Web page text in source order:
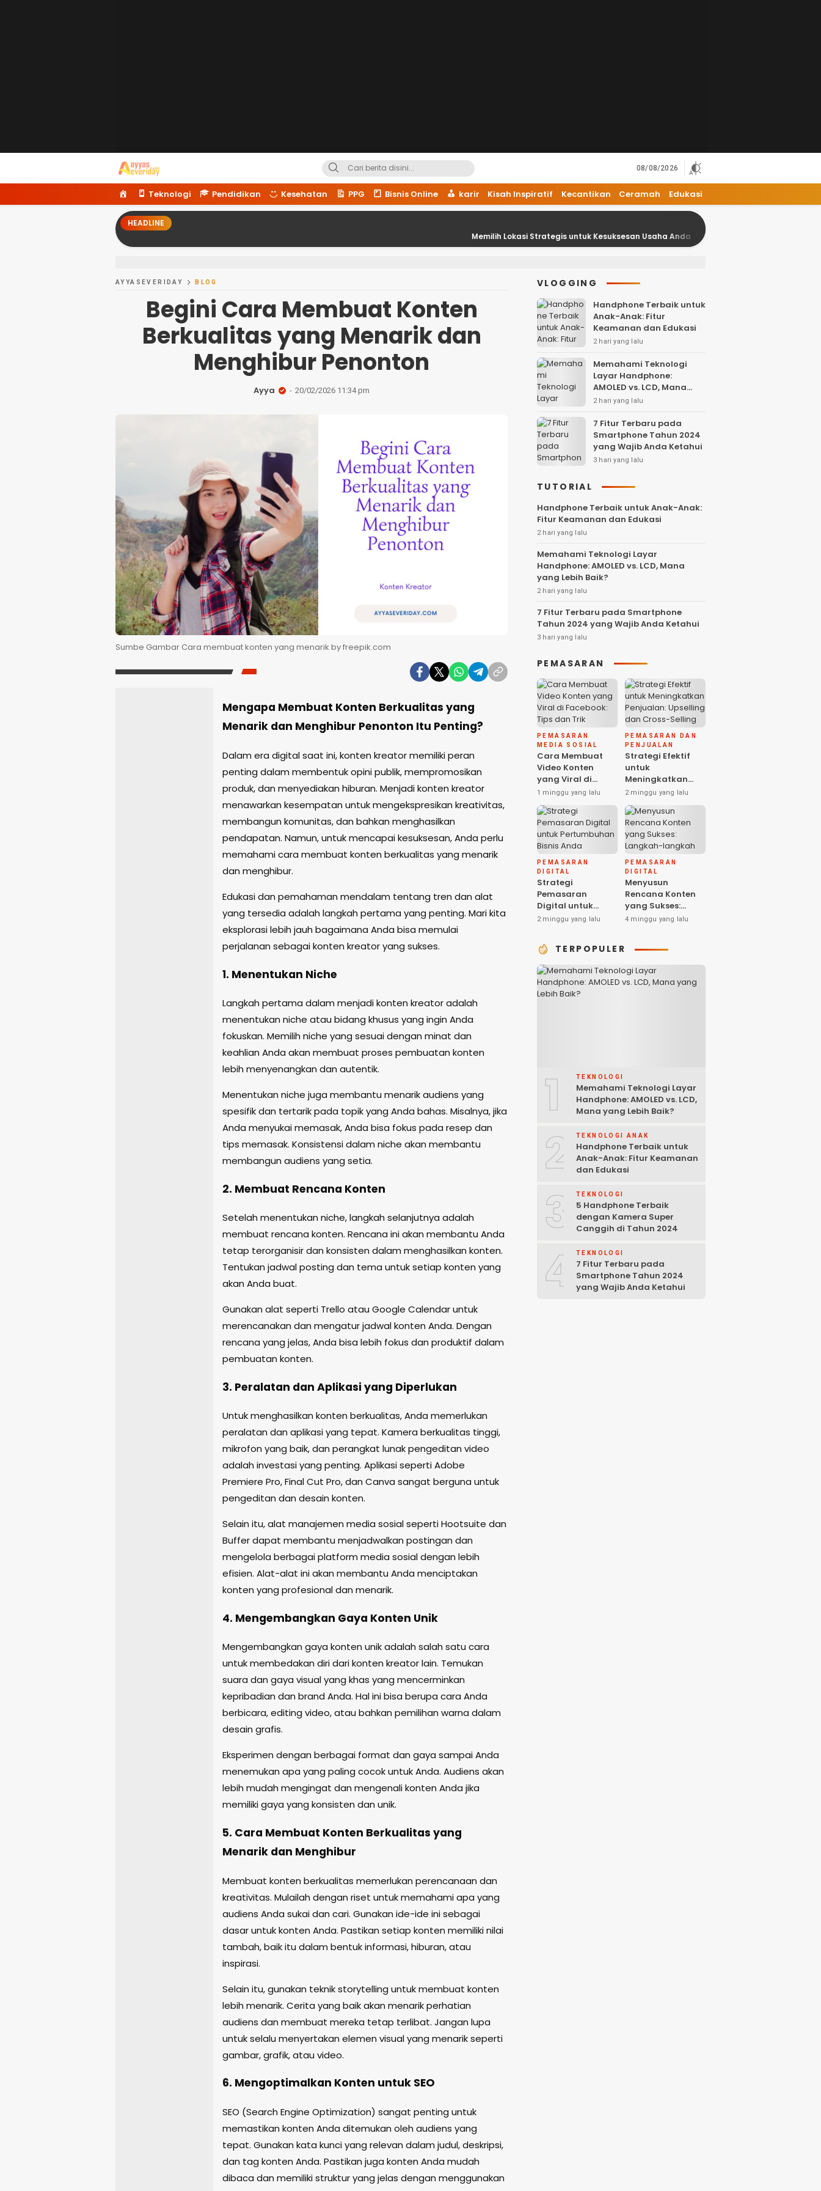
Ayyaseveriday
Beragam Informasi Hari Ini
08/08/2026
o
m
e
Teknologi Pendidikan Kesehatan PPG Bisnis Online karir Kisah Inspiratif Kecantikan Ceramah Edukasi
HEADLINE
Memilih Lokasi Strategis untuk Kesuksesan Usaha Anda
AYYASEVERIDAY BLOG
Begini Cara Membuat Konten
Berkualitas yang Menarik dan
Menghibur Penonton
Ayya 20/02/2026 11:34 pm
Sumbe Gambar Cara membuat konten yang menarik by freepik.com
Mengapa Membuat Konten Berkualitas yang
Menarik dan Menghibur Penonton Itu Penting?
Dalam era digital saat ini, konten kreator memiliki peran
penting dalam membentuk opini publik, mempromosikan
produk, dan menyediakan hiburan. Menjadi konten kreator
menawarkan kesempatan untuk mengekspresikan kreativitas,
membangun komunitas, dan bahkan menghasilkan
pendapatan. Namun, untuk mencapai kesuksesan, Anda perlu
memahami cara membuat konten berkualitas yang menarik
dan menghibur.
Edukasi dan pemahaman mendalam tentang tren dan alat
yang tersedia adalah langkah pertama yang penting. Mari kita
eksplorasi lebih jauh bagaimana Anda bisa memulai
perjalanan sebagai konten kreator yang sukses.
1. Menentukan Niche
Langkah pertama dalam menjadi konten kreator adalah
menentukan niche atau bidang khusus yang ingin Anda
fokuskan. Memilih niche yang sesuai dengan minat dan
keahlian Anda akan membuat proses pembuatan konten
lebih menyenangkan dan autentik.
Menentukan niche juga membantu menarik audiens yang
spesifik dan tertarik pada topik yang Anda bahas. Misalnya, jika
Anda menyukai memasak, Anda bisa fokus pada resep dan
tips memasak. Konsistensi dalam niche akan membantu
membangun audiens yang setia.
2. Membuat Rencana Konten
Setelah menentukan niche, langkah selanjutnya adalah
membuat rencana konten. Rencana ini akan membantu Anda
tetap terorganisir dan konsisten dalam menghasilkan konten.
Tentukan jadwal posting dan tema untuk setiap konten yang
akan Anda buat.
Gunakan alat seperti Trello atau Google Calendar untuk
merencanakan dan mengatur jadwal konten Anda. Dengan
rencana yang jelas, Anda bisa lebih fokus dan produktif dalam
pembuatan konten.
3. Peralatan dan Aplikasi yang Diperlukan
Untuk menghasilkan konten berkualitas, Anda memerlukan
peralatan dan aplikasi yang tepat. Kamera berkualitas tinggi,
mikrofon yang baik, dan perangkat lunak pengeditan video
adalah investasi yang penting. Aplikasi seperti Adobe
Premiere Pro, Final Cut Pro, dan Canva sangat berguna untuk
pengeditan dan desain konten.
Selain itu, alat manajemen media sosial seperti Hootsuite dan
Buffer dapat membantu menjadwalkan postingan dan
mengelola berbagai platform media sosial dengan lebih
efisien. Alat-alat ini akan membantu Anda menciptakan
konten yang profesional dan menarik.
4. Mengembangkan Gaya Konten Unik
Mengembangkan gaya konten unik adalah salah satu cara
untuk membedakan diri dari konten kreator lain. Temukan
suara dan gaya visual yang khas yang mencerminkan
kepribadian dan brand Anda. Hal ini bisa berupa cara Anda
berbicara, editing video, atau bahkan pemilihan warna dalam
desain grafis.
Eksperimen dengan berbagai format dan gaya sampai Anda
menemukan apa yang paling cocok untuk Anda. Audiens akan
lebih mudah mengingat dan mengenali konten Anda jika
memiliki gaya yang konsisten dan unik.
5. Cara Membuat Konten Berkualitas yang
Menarik dan Menghibur
Membuat konten berkualitas memerlukan perencanaan dan
kreativitas. Mulailah dengan riset untuk memahami apa yang
audiens Anda sukai dan cari. Gunakan ide-ide ini sebagai
dasar untuk konten Anda. Pastikan setiap konten memiliki nilai
tambah, baik itu dalam bentuk informasi, hiburan, atau
inspirasi.
Selain itu, gunakan teknik storytelling untuk membuat konten
lebih menarik. Cerita yang baik akan menarik perhatian
audiens dan membuat mereka tetap terlibat. Jangan lupa
untuk selalu menyertakan elemen visual yang menarik seperti
gambar, grafik, atau video.
6. Mengoptimalkan Konten untuk SEO
SEO (Search Engine Optimization) sangat penting untuk
memastikan konten Anda ditemukan oleh audiens yang
tepat. Gunakan kata kunci yang relevan dalam judul, deskripsi,
dan tag konten Anda. Pastikan juga konten Anda mudah
dibaca dan memiliki struktur yang jelas dengan menggunakan
VLOGGING
Handphone Terbaik untuk
Anak-Anak: Fitur
Keamanan dan Edukasi
2 hari yang lalu
Memahami Teknologi
Layar Handphone:
AMOLED vs. LCD, Mana
yang Lebih Baik?
2 hari yang lalu
7 Fitur Terbaru pada
Smartphone Tahun 2024
yang Wajib Anda Ketahui
3 hari yang lalu
TUTORIAL
Handphone Terbaik untuk Anak-Anak:
Fitur Keamanan dan Edukasi
2 hari yang lalu
Memahami Teknologi Layar
Handphone: AMOLED vs. LCD, Mana
yang Lebih Baik?
2 hari yang lalu
7 Fitur Terbaru pada Smartphone
Tahun 2024 yang Wajib Anda Ketahui
3 hari yang lalu
PEMASARAN
PEMASARAN
MEDIA SOSIAL
Cara Membuat
Video Konten
yang Viral di
Facebook: Tips
dan Trik
1 minggu yang lalu
PEMASARAN DAN
PENJUALAN
Strategi Efektif
untuk
Meningkatkan
Penjualan:
Upselling dan
Cross-Selling
2 minggu yang lalu
PEMASARAN
DIGITAL
Strategi
Pemasaran
Digital untuk
Pertumbuhan
2 minggu yang lalu
PEMASARAN
DIGITAL
Menyusun
Rencana Konten
yang Sukses:
Langkah-langkah
4 minggu yang lalu
TERPOPULER
1 TEKNOLOGI
Memahami Teknologi Layar
Handphone: AMOLED vs. LCD,
Mana yang Lebih Baik?
2 TEKNOLOGI ANAK
Handphone Terbaik untuk
Anak-Anak: Fitur Keamanan
dan Edukasi
3 TEKNOLOGI
5 Handphone Terbaik
dengan Kamera Super
Canggih di Tahun 2024
4 TEKNOLOGI
7 Fitur Terbaru pada
Smartphone Tahun 2024
yang Wajib Anda Ketahui